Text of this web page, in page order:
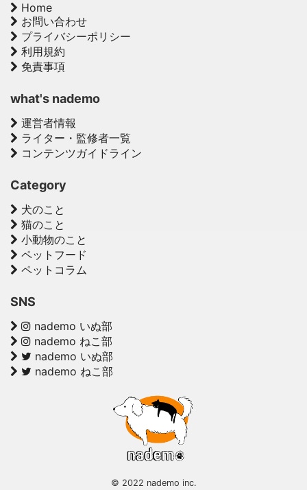
Home
お問い合わせ
プライバシーポリシー
利用規約
免責事項
what's nademo
運営者情報
ライター・監修者一覧
コンテンツガイドライン
Category
犬のこと
猫のこと
小動物のこと
ペットフード
ペットコラム
SNS
nademo いぬ部
nademo ねこ部
nademo いぬ部
nademo ねこ部
© 2022 nademo inc.